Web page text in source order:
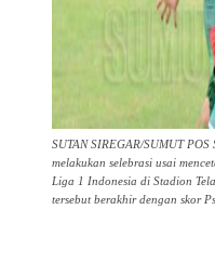
SUTAN SIREGAR/SUMUT
melakukan selebrasi usai
Liga 1 Indonesia di Stadion
tersebut berakhir dengan skor